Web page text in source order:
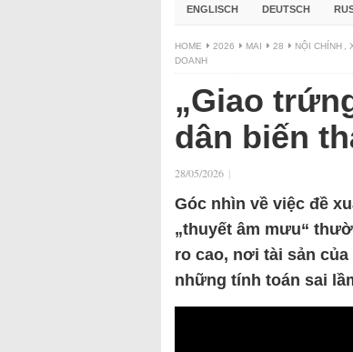
ENGLISCH DEUTSCH
HOME 2026 MAI 28 NỘI CHÍNH
DOANH
„Giao
dân biến
28/05/2026 |
Góc nhìn về việc đề
„thuyết âm mưu“
ro cao, nơi tài sản
những tính toán sai